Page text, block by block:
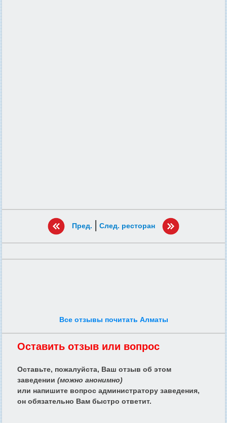
Пред. | След. ресторан
Все отзывы почитать Алматы
Оставить отзыв или вопрос
Оставьте, пожалуйста, Ваш отзыв об этом
заведении (можно анонимно)
или напишите вопрос администратору заведения,
он обязательно Вам быстро ответит.